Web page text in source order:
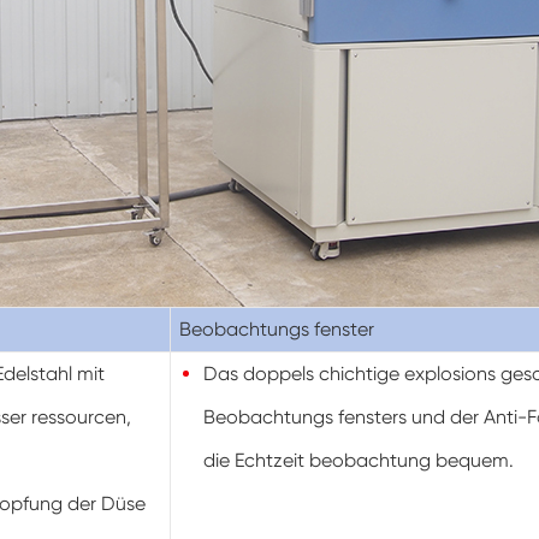
Konstanter Niedrig temperatur schrank
Tauwetter kammer einfrieren
Explosions geschützte Test kammer
Feuchtigkeits-Gefrier-Test-Kammer
PV-Klimakammer
PV-Modul-Prüfkammer
Labor prüf kammer
PV-Umweltkammer
Beobachtungs fenster
mit
ressourcen,
der Düse
Das doppels chichtige explosions
Beobachtungs fensters und der Anti-
die Echtzeit beobachtung bequem.